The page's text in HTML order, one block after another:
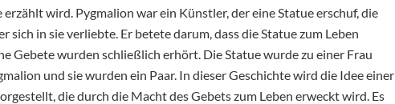
wird. Pygmalion war ein Künstler, der eine Statue erschuf, die
sich in sie verliebte. Er betete darum, dass die Statue zum Leben
Gebete wurden schließlich erhört. Die Statue wurde zu einer Frau
und sie wurden ein Paar. In dieser Geschichte wird die Idee einer
die durch die Macht des Gebets zum Leben erweckt wird. Es